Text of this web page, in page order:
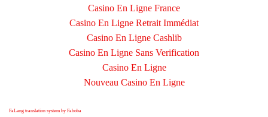
Casino En Ligne France
Casino En Ligne Retrait Immédiat
Casino En Ligne Cashlib
Casino En Ligne Sans Verification
Casino En Ligne
Nouveau Casino En Ligne
FaLang translation system by Faboba